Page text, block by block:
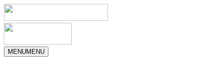
MENUMENU